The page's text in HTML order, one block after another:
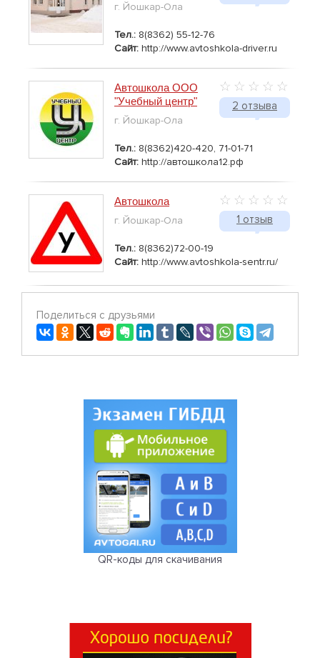
г. Йошкар-Ола
Тел.: 8(8362) 55-12-76
Сайт: http://www.avtoshkola-driver.ru
2 отзыва
Автошкола ООО
"Учебный центр"
г. Йошкар-Ола
Тел.: 8(8362)420-420, 71-01-71
Сайт: http://автошкола12.рф
1 отзыв
Автошкола
г. Йошкар-Ола
Тел.: 8(8362)72-00-19
Сайт: http://www.avtoshkola-sentr.ru/
Поделиться с друзьями
QR-коды для скачивания